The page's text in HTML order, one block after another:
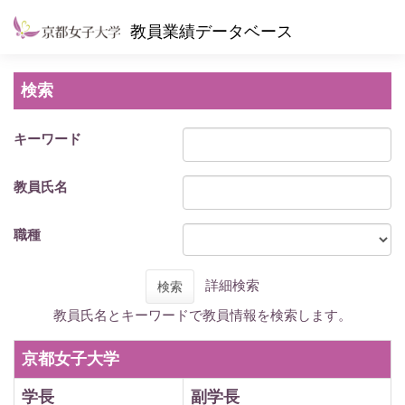
教員業績データベース
検索
キーワード
教員氏名
職種
検索
詳細検索
教員氏名とキーワードで教員情報を検索します。
京都女子大学
学長 副学長